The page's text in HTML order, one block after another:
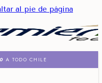
al pie de página
A TODO CHILE